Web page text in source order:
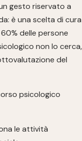
gesto riservato a
è una scelta di cura
delle persone
non lo cerca,
del
psicologico
le attività